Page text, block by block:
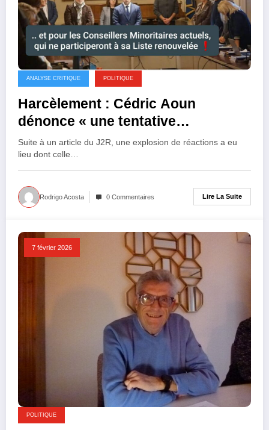
ANALYSE CRITIQUE POLITIQUE
Harcèlement : Cédric Aoun
dénonce « une tentative
d’instrumentalisation de la justice »
Suite à un article du J2R, une explosion de réactions a eu
lieu dont celle…
Rodrigo Acosta 0 Commentaires Lire La Suite
7 février 2026
POLITIQUE